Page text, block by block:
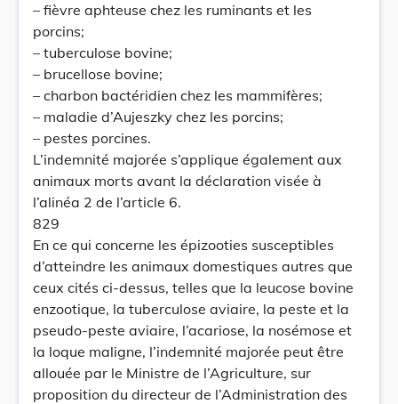
– fièvre aphteuse chez les ruminants et les
porcins;
– tuberculose bovine;
– brucellose bovine;
– charbon bactéridien chez les mammifères;
– maladie d’Aujeszky chez les porcins;
– pestes porcines.
L’indemnité majorée s’applique également aux
animaux morts avant la déclaration visée à
l’alinéa 2 de l’article 6.
829
En ce qui concerne les épizooties susceptibles
d’atteindre les animaux domestiques autres que
ceux cités ci-dessus, telles que la leucose bovine
enzootique, la tuberculose aviaire, la peste et la
pseudo-peste aviaire, l’acariose, la nosémose et
la loque maligne, l’indemnité majorée peut être
allouée par le Ministre de l’Agriculture, sur
proposition du directeur de l’Administration des